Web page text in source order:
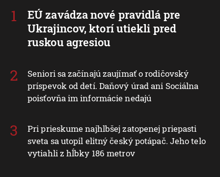
EÚ zavádza nové pravidlá pre
Ukrajincov, ktorí utiekli pred
ruskou agresiou
Seniori sa začínajú zaujímať o rodičovský
príspevok od detí. Daňový úrad ani Sociálna
poisťovňa im informácie nedajú
Pri prieskume najhlbšej zatopenej priepasti
sveta sa utopil elitný český potápač. Jeho telo
vytiahli z hĺbky 186 metrov